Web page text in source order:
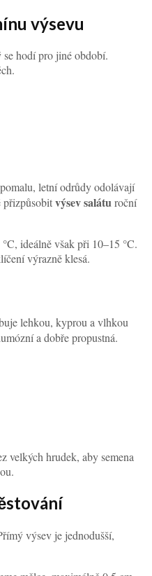
výsevu
hodí pro jiné období.
letní odrůdy odolávají
přizpůsobitvýsev saláturoční
ideálně však při 10–15 °C.
výrazně klesá.
lehkou, kyprou a vlhkou
a dobře propustná.
velkých hrudek, aby semena
výsev je jednodušší,